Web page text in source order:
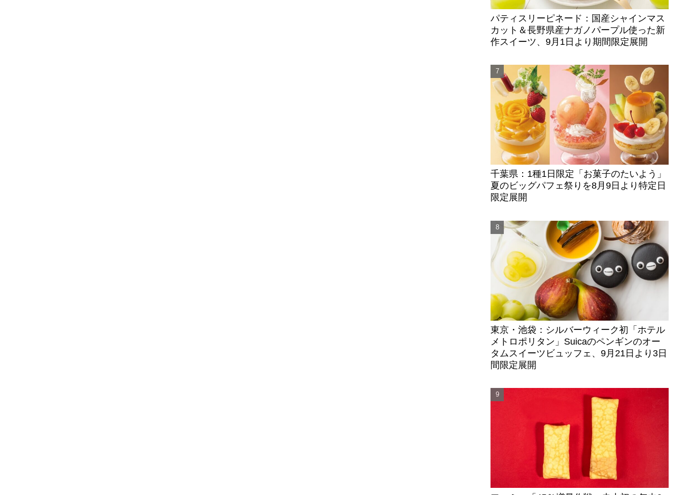
パティスリーピネード：国産シャインマス
カット＆長野県産ナガノパープル使った新
作スイーツ、9月1日より期間限定展開
千葉県：1種1日限定「お菓子のたいよう」
夏のビッグパフェ祭りを8月9日より特定日
限定展開
東京・池袋：シルバーウィーク初「ホテル
メトロポリタン」Suicaのペンギンのオー
タムスイーツビュッフェ、9月21日より3日
間限定展開